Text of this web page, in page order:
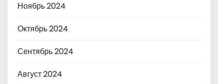
Ноябрь 2024
Октябрь 2024
Сентябрь 2024
Август 2024